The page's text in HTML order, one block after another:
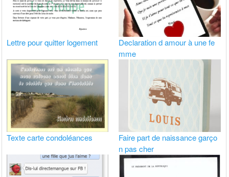
Lettre pour quitter logement
Declaration d amour à une fe
mme
Texte carte condoléances
Faire part de naissance garço
n pas cher